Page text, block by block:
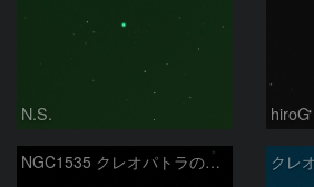
N.S. hiroG
NGC1535 クレオパトラの瞳星雲 クレ